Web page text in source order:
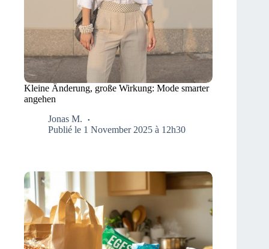
Kleine Änderung, große Wirkung: Mode smarter
angehen
Jonas M.
Publié le 1 November 2025 à 12h30